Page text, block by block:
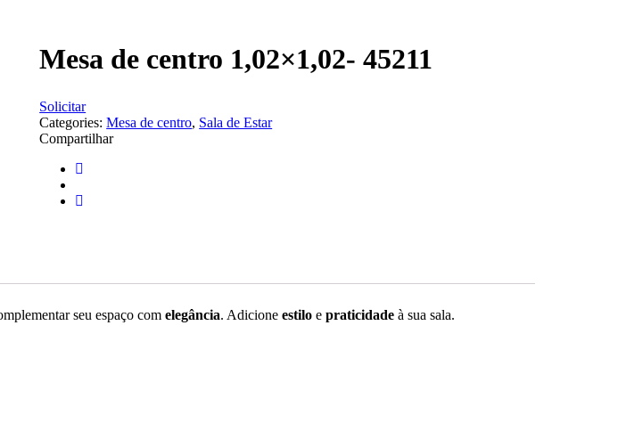
Mesa de centro 1,02×1,02- 45211
Solicitar
Categories:Mesa de centro, Sala de Estar
Compartilhar
seu espaço com elegância. Adicione estilo e praticidade à sua sala.